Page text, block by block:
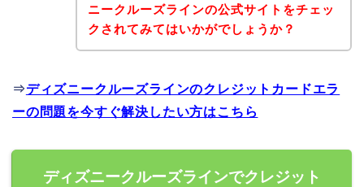
ニークルーズラインの公式サイトをチェッ
クされてみてはいかがでしょうか？
⇒ディズニークルーズラインのクレジットカードエラ
ーの問題を今すぐ解決したい方はこちら
ディズニークルーズラインでクレジット